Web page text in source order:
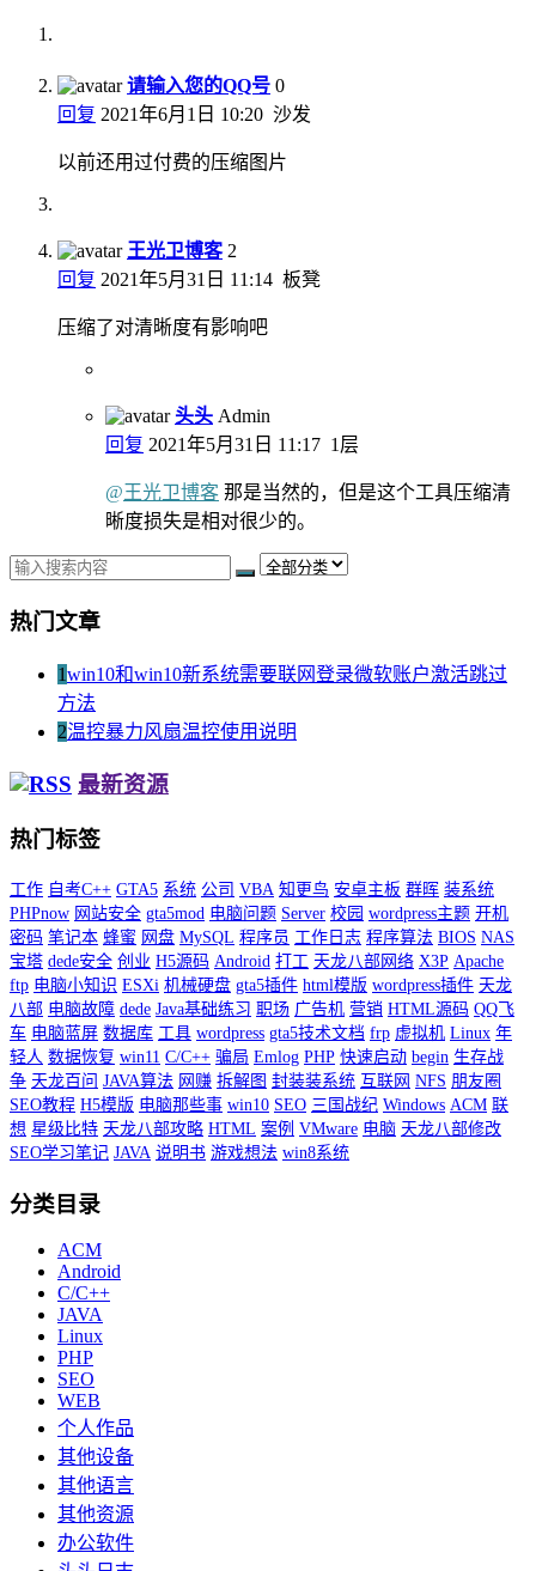
请输入您的QQ号 0
回复 2021年6月1日 10:20 沙发
以前还用过付费的压缩图片
王光卫博客 2
回复 2021年5月31日 11:14 板凳
压缩了对清晰度有影响吧
头头 Admin
回复 2021年5月31日 11:17 1层
@王光卫博客 那是当然的，但是这个工具压缩清
晰度损失是相对很少的。
热门文章
1win10和win10新系统需要联网登录微软账户激活跳过
方法
2温控暴力风扇温控使用说明
最新资源
热门标签
工作 自考C++ GTA5 系统 公司 VBA 知更鸟 安卓主板 群晖 装系统
PHPnow 网站安全 gta5mod 电脑问题 Server 校园 wordpress主题 开机
密码 笔记本 蜂蜜 网盘 MySQL 程序员 工作日志 程序算法 BIOS NAS
宝塔 dede安全 创业 H5源码 Android 打工 天龙八部网络 X3P Apache
ftp 电脑小知识 ESXi 机械硬盘 gta5插件 html模版 wordpress插件 天龙
八部 电脑故障 dede Java基础练习 职场 广告机 营销 HTML源码 QQ飞
车 电脑蓝屏 数据库 工具 wordpress gta5技术文档 frp 虚拟机 Linux 年
轻人 数据恢复 win11 C/C++ 骗局 Emlog PHP 快速启动 begin 生存战
争 天龙百问 JAVA算法 网赚 拆解图 封装装系统 互联网 NFS 朋友圈
SEO教程 H5模版 电脑那些事 win10 SEO 三国战纪 Windows ACM 联
想 星级比特 天龙八部攻略 HTML 案例 VMware 电脑 天龙八部修改
SEO学习笔记 JAVA 说明书 游戏想法 win8系统
分类目录
ACM
Android
C/C++
JAVA
Linux
PHP
SEO
WEB
个人作品
其他设备
其他语言
其他资源
办公软件